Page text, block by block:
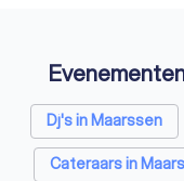
Dj's in Maarssen
Cateraars in